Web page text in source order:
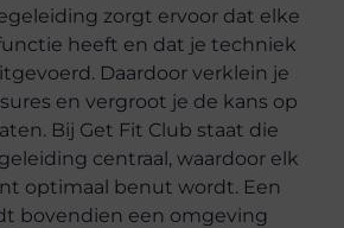
zorgt ervoor dat elke
heeft en dat je techniek
Daardoor verklein je
en vergroot je de kans op
Bij Get Fit Club staat die
centraal, waardoor elk
optimaal benut wordt. Een
bovendien een omgeving